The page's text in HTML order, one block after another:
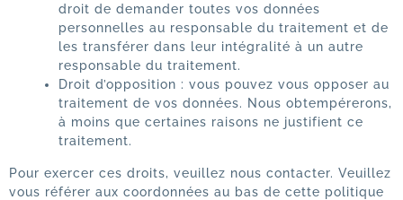
droit de demander toutes vos données
personnelles au responsable du traitement et de
les transférer dans leur intégralité à un autre
responsable du traitement.
Droit d’opposition : vous pouvez vous opposer au
traitement de vos données. Nous obtempérerons,
à moins que certaines raisons ne justifient ce
traitement.
Pour exercer ces droits, veuillez nous contacter. Veuillez
vous référer aux coordonnées au bas de cette politique